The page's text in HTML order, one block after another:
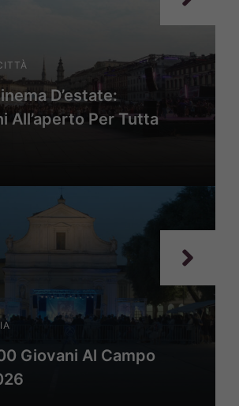
D’estate:
All’aperto Per Tutta
Giovani Al Campo